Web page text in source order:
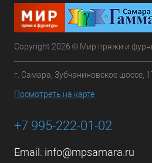
Copyright 2026 © Мир пряжи и
г. Самара, Зубчаниновское шоссе,
Посмотреть на карте
+7 995-222-01-02
Email: info@mpsamara.ru